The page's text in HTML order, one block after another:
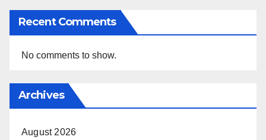
Recent Comments
No comments to show.
Archives
August 2026